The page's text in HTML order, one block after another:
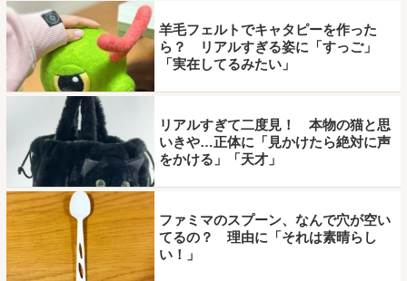
羊毛フェルトでキャタピーを作った
ら？ リアルすぎる姿に「すっご」
「実在してるみたい」
リアルすぎて二度見！ 本物の猫と思
いきや…正体に「見かけたら絶対に声
をかける」「天才」
ファミマのスプーン、なんで穴が空い
てるの？ 理由に「それは素晴らし
い！」